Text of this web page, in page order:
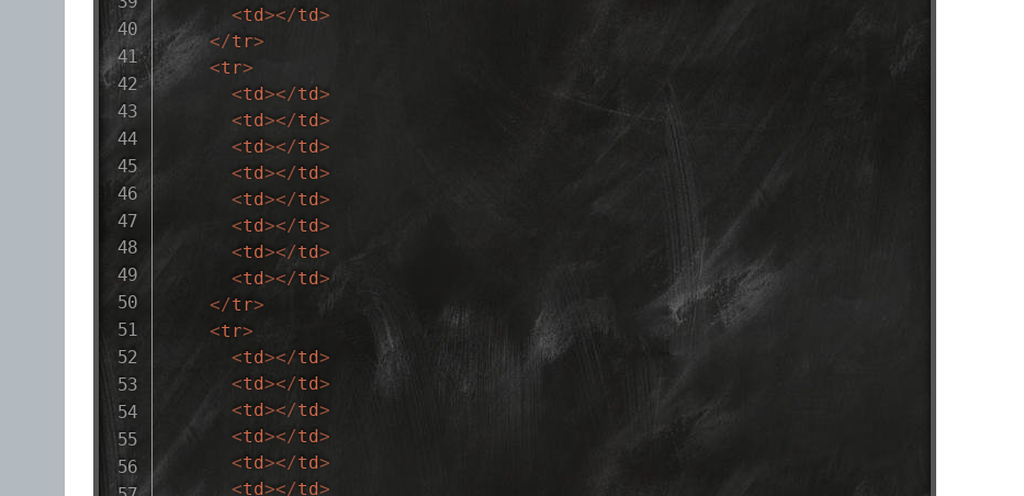
<td></td>
</tr>
<tr>
<td></td>
<td></td>
<td></td>
<td></td>
<td></td>
<td></td>
<td></td>
<td></td>
</tr>
<tr>
<td></td>
<td></td>
<td></td>
<td></td>
<td></td>
<td></td>